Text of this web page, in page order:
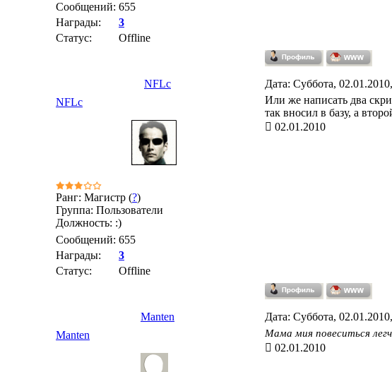
Сообщений: 655
Награды:
3
Статус:
Offline
NFLc Дата: Суббота,
NFLc
Ранг: Магистр (?)
Группа: Пользователи
Должность: :)
Сообщений: 655
Награды:
3
Статус:
Offline
Или же написать два
так вносил в базу, а
02.01.2010
Manten Дата: Суббота,
Manten
Мама мия повеситься
02.01.2010